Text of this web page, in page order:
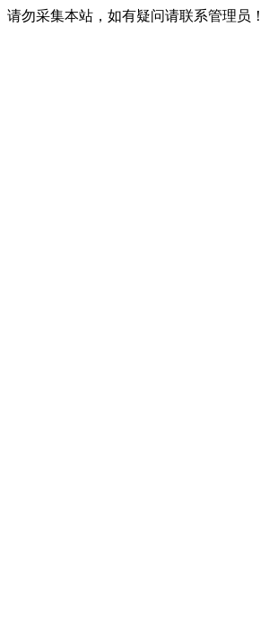
请勿采集本站，如有疑问请联系管理员！